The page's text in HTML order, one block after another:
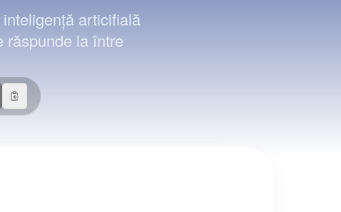
articifială
răspunde la între